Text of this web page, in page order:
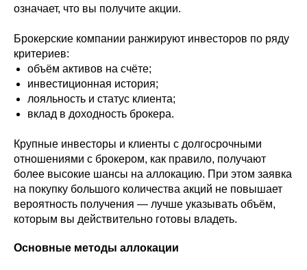
означает, что вы получите акции.
Брокерские компании ранжируют инвесторов по ряду
критериев:
объём активов на счёте;
инвестиционная история;
лояльность и статус клиента;
вклад в доходность брокера.
Крупные инвесторы и клиенты с долгосрочными
отношениями с брокером, как правило, получают
более высокие шансы на аллокацию. При этом заявка
на покупку большого количества акций не повышает
вероятность получения — лучше указывать объём,
которым вы действительно готовы владеть.
Основные методы аллокации